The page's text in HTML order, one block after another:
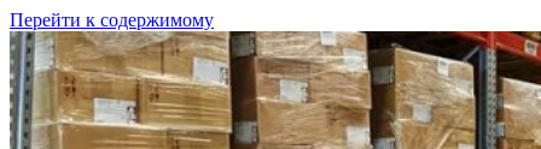
Перейти к содержимому